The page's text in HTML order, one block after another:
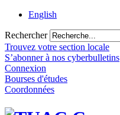
English
Rechercher
Trouvez votre section locale
S’abonner à nos cyberbulletins
Connexion
Bourses d'études
Coordonnées